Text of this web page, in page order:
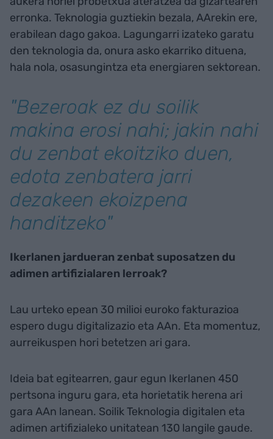
erronka. Teknologia guztiekin bezala, AArekin ere,
erabilean dago gakoa. Lagungarri izateko garatu
den teknologia da, onura asko ekarriko dituena,
hala nola, osasungintza eta energiaren sektorean.
"Bezeroak ez du soilik
makina erosi nahi; jakin nahi
du zenbat ekoitziko duen,
edota zenbatera jarri
dezakeen ekoizpena
handitzeko"
Ikerlanen jardueran zenbat suposatzen du
adimen artifizialaren lerroak?
Lau urteko epean 30 milioi euroko fakturazioa
espero dugu digitalizazio eta AAn. Eta momentuz,
aurreikuspen hori betetzen ari gara.
Ideia bat egitearren, gaur egun Ikerlanen 450
pertsona inguru gara, eta horietatik herena ari
gara AAn lanean. Soilik Teknologia digitalen eta
adimen artifizialeko unitatean 130 langile gaude.